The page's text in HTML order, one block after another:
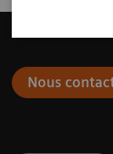
Nous